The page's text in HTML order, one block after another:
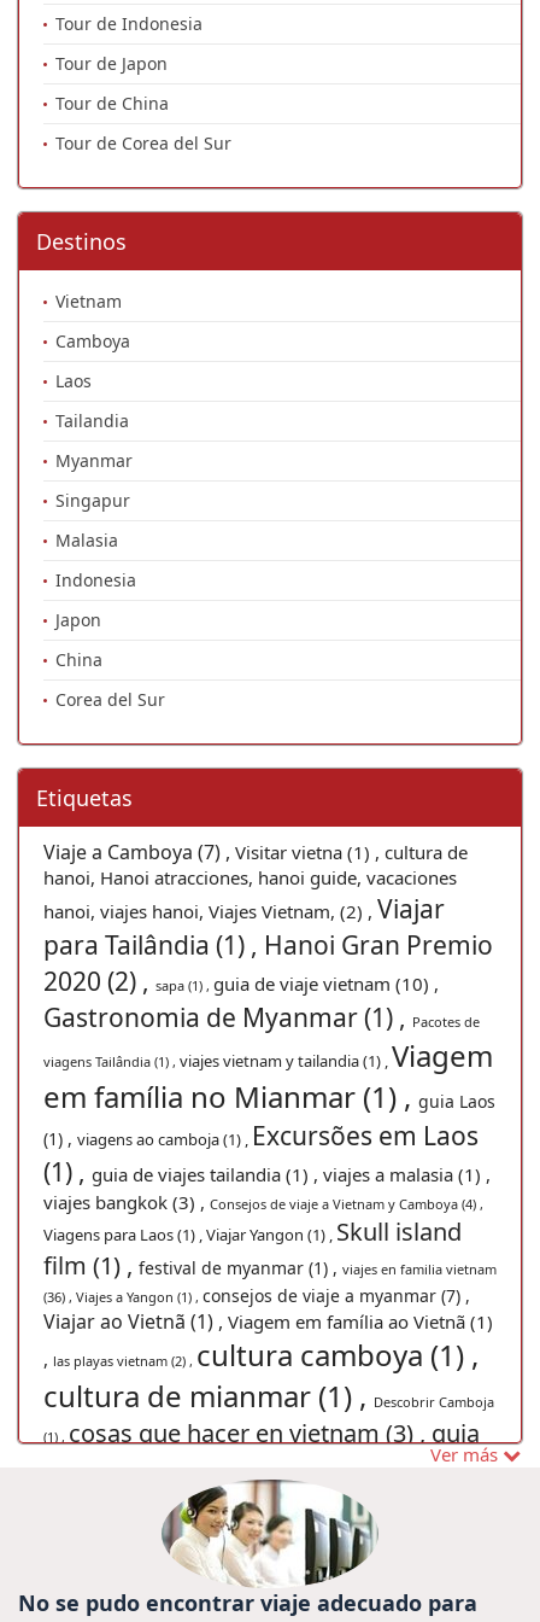
Tour de Indonesia
Tour de Japon
Tour de China
Tour de Corea del Sur
Destinos
Vietnam
Camboya
Laos
Tailandia
Myanmar
Singapur
Malasia
Indonesia
Japon
China
Corea del Sur
Etiquetas
Viaje a Camboya (7) , Visitar vietna (1) , cultura de
hanoi, Hanoi atracciones, hanoi guide, vacaciones
hanoi, viajes hanoi, Viajes Vietnam, (2) , Viajar
para Tailândia (1) , Hanoi Gran Premio
2020 (2) , sapa (1) , guia de viaje vietnam (10) ,
Gastronomia de Myanmar (1) , Pacotes de
viagens Tailândia (1) , viajes vietnam y tailandia (1) ,Viagem
em família no Mianmar (1) , guia Laos
(1) , viagens ao camboja (1) , Excursões em Laos
(1) , guia de viajes tailandia (1) , viajes a malasia (1) ,
viajes bangkok (3) , Consejos de viaje a Vietnam y Camboya (4) ,
Viagens para Laos (1) ,Viajar Yangon (1) , Skull island
film (1) , festival de myanmar (1) , viajes en familia vietnam
(36) , Viajes a Yangon (1) , consejos de viaje a myanmar (7) ,
Viajar ao Vietnã (1) , Viagem em família ao Vietnã (1)
, las playas vietnam (2) , cultura camboya (1) ,
cultura de mianmar (1) , Descobrir Camboja
(1) , cosas que hacer en vietnam (3) , guia
viajes a
Viaje de Vietnam (1) ,viagens para
Viagem em família na Tailândia (1) ,
Vietnã Grande Prêmio 2020 (1) ,Guia de viagens Vietnã
visa para Vietnam (3) ,
a camboya (21) ,cozinha vietnamita (1) ,Guia de
Ver más
No se pudo encontrar viaje adecuado para